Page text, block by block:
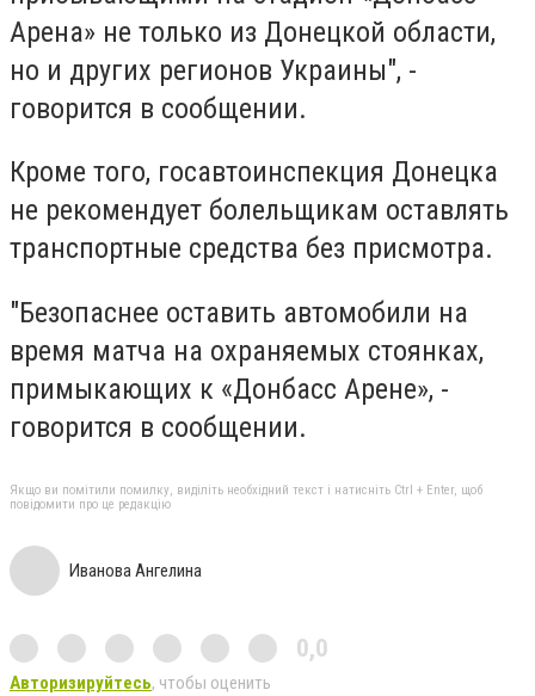
Арена» не только из Донецкой области,
но и других регионов Украины", -
говорится в сообщении.
Кроме того, госавтоинспекция Донецка
не рекомендует болельщикам оставлять
транспортные средства без присмотра.
"Безопаснее оставить автомобили на
время матча на охраняемых стоянках,
примыкающих к «Донбасс Арене», -
говорится в сообщении.
Якщо ви помітили помилку, виділіть необхідний текст і натисніть Ctrl + Enter, щоб
повідомити про це редакцію
Иванова Ангелина
0,0
Авторизируйтесь, чтобы оценить